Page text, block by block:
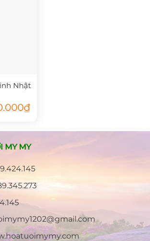
Nhật
₫Giá
490.000₫.
MY MY